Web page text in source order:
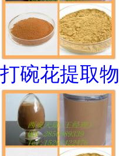
打碗花提取物